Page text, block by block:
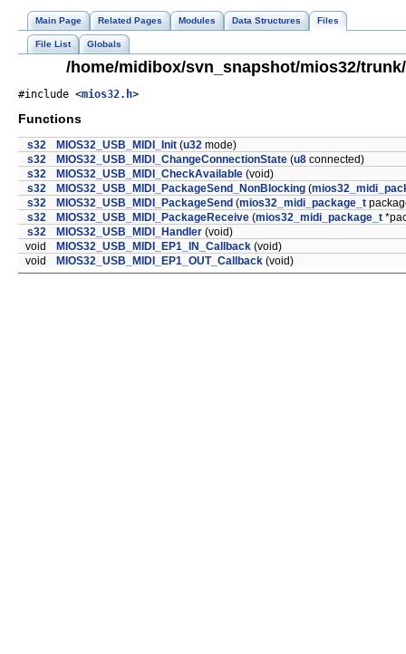
Main Page Related Pages Modules Data Structures Files
File List Globals
/home/midibox/svn_snapshot/mios32/
#include <mios32.h>
Functions
s32 MIOS32_USB_MIDI_Init (u32 mode)
s32
MIOS32_USB_MIDI_ChangeConnectionState (u8 connected)
s32
MIOS32_USB_MIDI_CheckAvailable (void)
s32
MIOS32_USB_MIDI_PackageSend_NonBlocking (
s32
MIOS32_USB_MIDI_PackageSend (mios32_midi_package_t
s32
MIOS32_USB_MIDI_PackageReceive (mios32_midi_package_t
s32
MIOS32_USB_MIDI_Handler (void)
void
MIOS32_USB_MIDI_EP1_IN_Callback (void)
void
MIOS32_USB_MIDI_EP1_OUT_Callback (void)